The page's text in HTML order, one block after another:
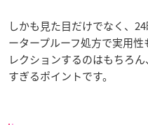
しかも見た目だけでなく、
ータープルーフ処方で実用
レクションするのはもちろ
すぎるポイントです。